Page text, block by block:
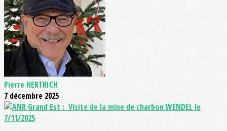
Pierre HERTRICH
7 décembre 2025